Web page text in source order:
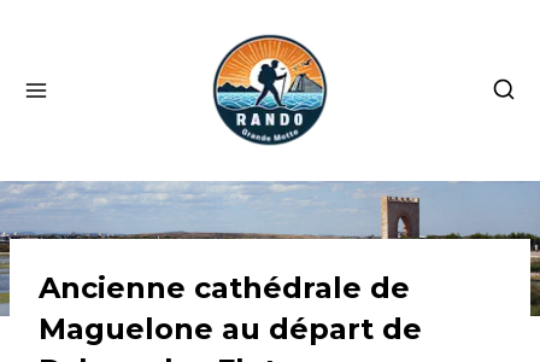
Ancienne cathédrale de
Maguelone au départ de